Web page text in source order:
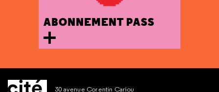
ABONNEMENT PASS
30 avenue Corentin Cariou